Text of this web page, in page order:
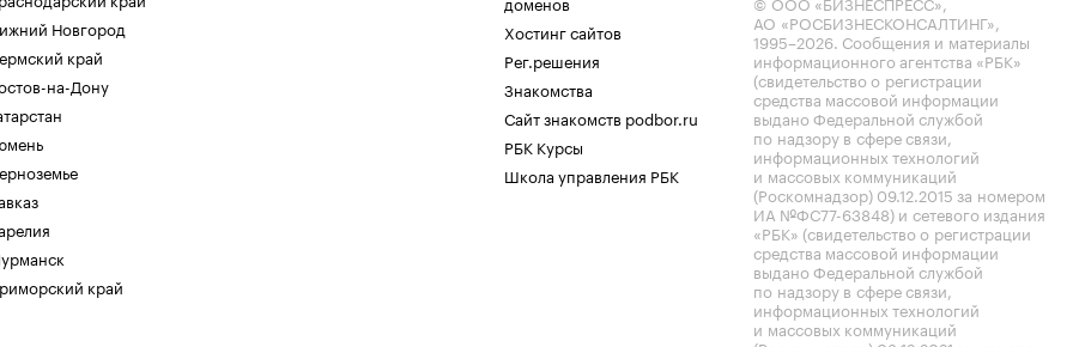
Новгород
край
на-Дону
край
Хостинг сайтов
Рег.решения
Знакомства
Сайт знакомств podbor.ru
РБК Курсы
Школа управления РБК
АО «РОСБИЗНЕСКОНСАЛТИНГ»,
1995–2026. Сообщения и материалы
информационного агентства «РБК»
(свидетельство о регистрации
средства массовой информации
выдано Федеральной службой
по надзору в сфере связи,
информационных технологий
и массовых коммуникаций
(Роскомнадзор) 09.12.2015 за номером
ИА №ФС77-63848) и сетевого издания
«РБК» (свидетельство о регистрации
средства массовой информации
выдано Федеральной службой
по надзору в сфере связи,
информационных технологий
и массовых коммуникаций